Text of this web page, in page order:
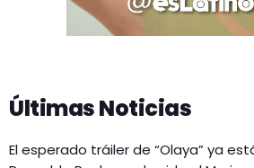
Últimas Noticias
El esperado tráiler de “Olaya” ya